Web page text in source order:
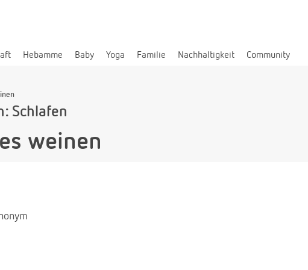
Hebamme Baby Yoga Familie Nachhaltigkeit Community
Schlafen
weinen